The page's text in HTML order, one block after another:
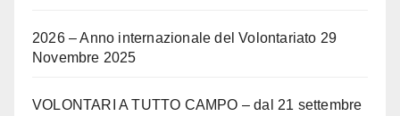
2026 – Anno internazionale del Volontariato 29
Novembre 2025
VOLONTARI A TUTTO CAMPO – dal 21 settembre